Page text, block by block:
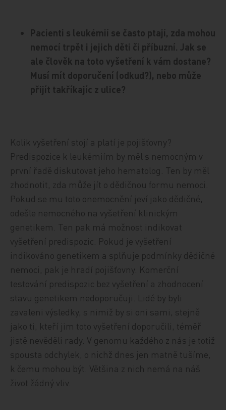
Pacienti s leukémií se často ptají, zda mohou
nemocí trpět i jejich děti či příbuzní. Jak se
ale člověk na toto vyšetření k vám dostane?
Musí mít doporučení (odkud?), nebo může
přijít takříkajíc z ulice?
Kolik vyšetření stojí a platí je pojišťovny?
Predispozice k leukémiím by měl s nemocným v
první řadě diskutovat jeho hematolog. Ten by měl
zhodnotit, zda může jít o dědičnou formu nemoci.
Pokud se mu toto onemocnění jeví jako dědičné,
odešle nemocného na vyšetření klinickým
genetikem. Ten pak má možnost indikovat
vyšetření predispozic. Pokud je vyšetření
indikováno genetikem a splňuje podmínky dědičné
nemoci, pak je hradí pojišťovny. Komerční
testování predispozic bez vyšetření a zhodnocení
stavu genetikem nedoporučuji. Lidé by byli
zavaleni výsledky, s nimiž by si oni sami, stejně
jako ti, kteří jim toto vyšetření doporučili, téměř
jistě nevěděli rady. V genomu každého z nás je totiž
spousta odchylek, o nichž dnes jen matně tušíme,
k čemu mohou být. Většina z nich nemá na náš
život žádný vliv.